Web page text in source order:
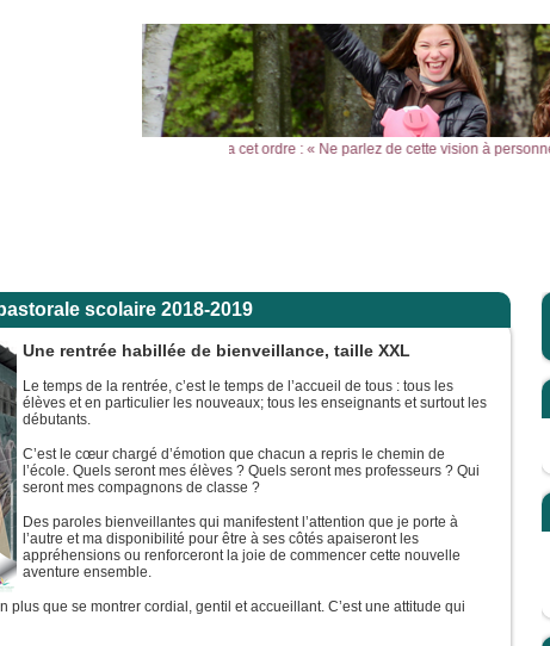
montagne, Jésus leur donna cet ordre : « Ne parlez de cette vision à
scolaire 2018-2019
Une rentrée habillée de bienveillance, taille XXL
Le temps de la rentrée, c’est le temps de l’accueil de tous : tous les
élèves et en particulier les nouveaux; tous les enseignants et surtout les
débutants.
C’est le cœur chargé d’émotion que chacun a repris le chemin de
l’école. Quels seront mes élèves ? Quels seront mes professeurs ? Qui
seront mes compagnons de classe ?
Des paroles bienveillantes qui manifestent l’attention que je porte à
l’autre et ma disponibilité pour être à ses côtés apaiseront les
appréhensions ou renforceront la joie de commencer cette nouvelle
aventure ensemble.
plus que se montrer cordial, gentil et accueillant. C’est une attitude qui